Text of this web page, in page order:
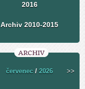
2016
Archiv 2010-2015
ARCHIV
červenec /2026 >>